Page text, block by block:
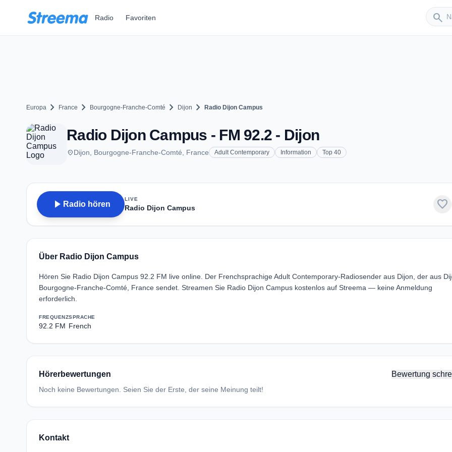
Radio Favoriten search
Sender
Europa chevron_right France chevron_right Bourgogne-Franche-Comté chevron_right Dijon chevron_right Radio Dijon Campus
Radio Dijon Campus - FM 92.2 - Dijon
placeDijon, Bourgogne-Franche-Comté, France Adult Contemporary Information Top 40
play_arrow Radio hören
LIVE
Radio Dijon Campus favorite
Über Radio Dijon Campus
Hören Sie Radio Dijon Campus 92.2 FM live online. Der Frenchsprachige Adult Contemporary-Radiosender aus Dijon, der aus
Bourgogne-Franche-Comté, France sendet. Streamen Sie Radio Dijon Campus kostenlos auf Streema — keine Anmeldung
erforderlich.
FREQUENZ
92.2 FM
SPRACHE
French
Hörerbewertungen Bewertung
Noch keine Bewertungen. Seien Sie der Erste, der seine Meinung teilt!
Kontakt